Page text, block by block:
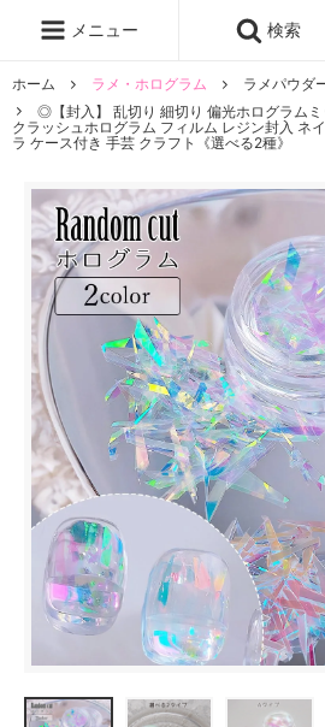
メニュー 検索
ホーム ラメ・ホログラム
ラメパウダ
◎【封入】 乱切り 細切り 偏光ホログラム
クラッシュホログラム フィルム レジン封入 ネ
ラ ケース付き 手芸 クラフト《選べる2種》